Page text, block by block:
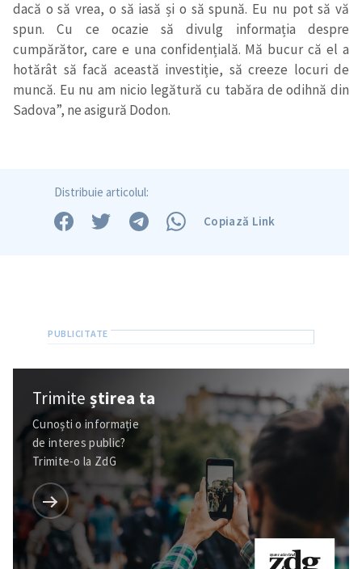
dacă o să vrea, o să iasă și o să spună. Eu nu pot să vă
spun. Cu ce ocazie să divulg informația despre
cumpărător, care e una confidențială. Mă bucur că el a
hotărât să facă această investiție, să creeze locuri de
muncă. Eu nu am nicio legătură cu tabăra de odihnă din
Sadova”, ne asigură Dodon.
Distribuie articolul:
Copiază Link
Trimiteștirea ta
Cunoști o informație
de interes public?
Trimite-o la ZdG